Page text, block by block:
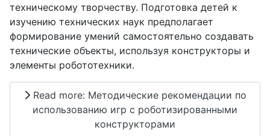
техническому творчеству. Подготовка детей к
изучению технических наук предполагает
формирование умений самостоятельно создавать
технические объекты, используя конструкторы и
элементы робототехники.
Read more: Методические рекомендации по
использованию игр с роботизированными
конструкторами